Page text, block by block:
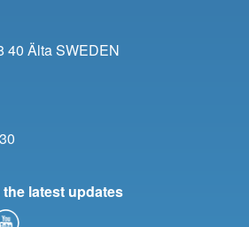
40 Älta SWEDEN
latest updates